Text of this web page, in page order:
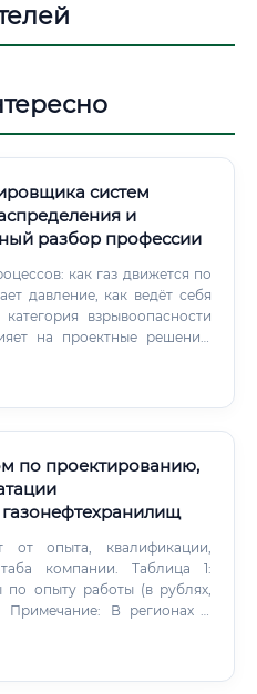
систем
и
разбор профессии
как газ движется по
давление, как ведёт себя
взрывоопасности
на проектные решения.
— умение читать и
по проектированию,
от опыта, квалификации,
компании. Таблица 1:
по опыту работы (в рублях,
суммам применяются